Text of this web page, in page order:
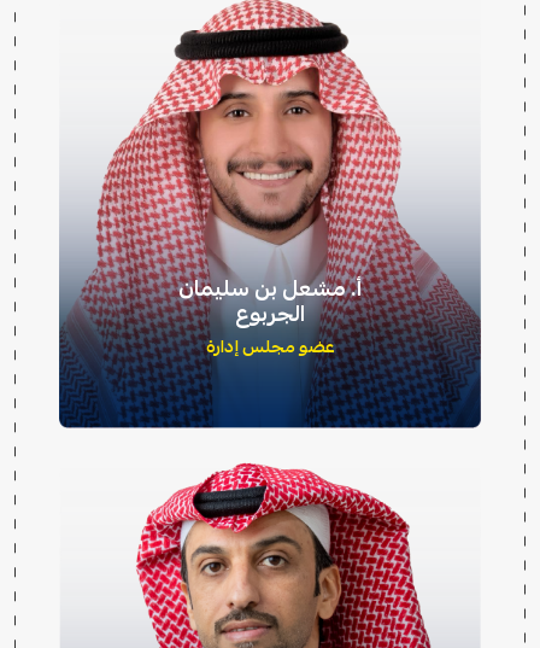
أ. مشعل بن سليمان
الجربوع
عضو مجلس إدارة